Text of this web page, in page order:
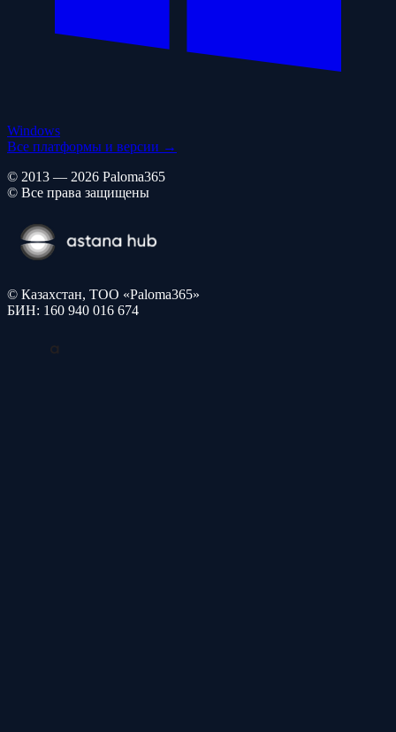
Windows
Все платформы и версии →
© 2013 — 2026 Paloma365
© Все права защищены
© Казахстан, ТОО «Paloma365»
БИН: 160 940 016 674